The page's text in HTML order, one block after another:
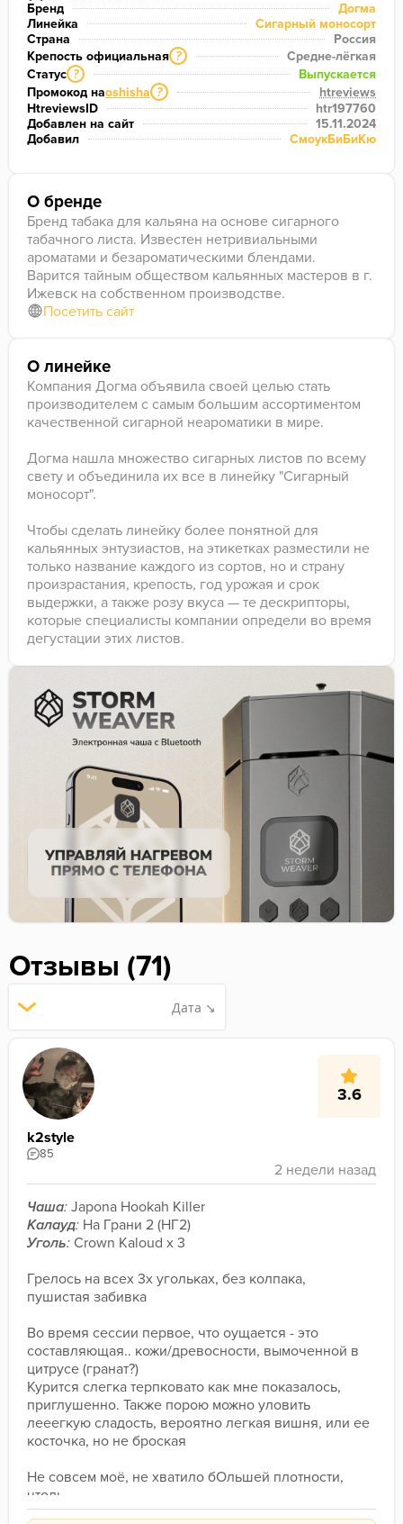
Бренд
Догма
Линейка
Сигарный моносорт
Страна
Россия
Крепость официальная ?
Средне-лёгкая
Статус ?
Выпускается
Промокод наoshisha ?
htreviews
HtreviewsID
htr197760
Добавлен на сайт
15.11.2024
Добавил
СмоукБиБиКю
О бренде
Бренд табака для кальяна на основе сигарного
табачного листа. Известен нетривиальными
ароматами и безароматическими блендами.
Варится тайным обществом кальянных мастеров в г.
Ижевск на собственном производстве.
Посетить сайт
О линейке
Компания Догма объявила своей целью стать
производителем с самым большим ассортиментом
качественной сигарной неароматики в мире.
Догма нашла множество сигарных листов по всему
свету и объединила их все в линейку "Сигарный
моносорт".
Чтобы сделать линейку более понятной для
кальянных энтузиастов, на этикетках разместили не
только название каждого из сортов, но и страну
произрастания, крепость, год урожая и срок
выдержки, а также розу вкуса — те дескрипторы,
которые специалисты компании определи во время
дегустации этих листов.
Отзывы (71)
Дата ↘
3.6
k2style
85
Чаша: Japona Hookah Killer
Калауд: На Грани 2 (НГ2)
Уголь: Crown Kaloud x 3
Грелось на всех 3х угольках, без колпака,
пушистая забивка
Во время сессии первое, что оущается - это
составляющая.. кожи/древосности, вымоченной в
цитрусе (гранат?)
Курится слегка терпковато как мне показалось,
приглушенно. Также порою можно уловить
лееегкую сладость, вероятно легкая вишня, или ее
косточка, но не броская
Не совсем моё, не хватило бОльшей плотности,
чтоль
Во время сессии подсушивало слегка